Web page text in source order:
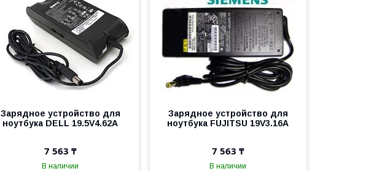
Зарядное устройство для
ноутбука DELL 19.5V4.62A
7 563 ₸
В наличии
Зарядное устройство для
ноутбука FUJITSU 19V3.16A
7 563 ₸
В наличии